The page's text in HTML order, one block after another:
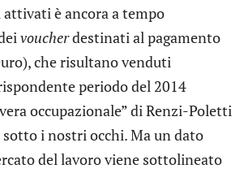
è ancora a tempo
voucherdestinati al pagamento
che risultano venduti
periodo del 2014
occupazionale” di Renzi-Poletti
sotto i nostri occhi. Ma un dato
del lavoro viene sottolineato